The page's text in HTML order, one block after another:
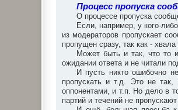
Процесс пропуска
О процессе пропуска
Если, например, у кого-
из модераторов пропускает
пропущен сразу, так как -
Может быть и так, что то
ожидании ответа и не читали
И пусть никто ошибочно
пропускать и т.д. Это не
оппонентами, и т.п. Но дело в
партий и течений не